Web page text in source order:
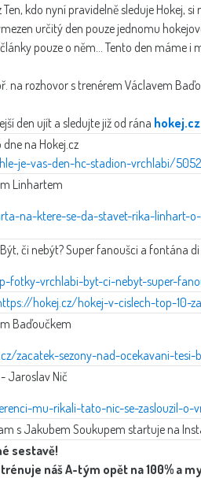
Ten, kdo nyní pravidelně sleduje Hokej,
určitý den pouze jednomu
pouze o něm... Tento den máme i
na rozhovor s trenérem Václavem
den ujít a sledujte již od rána hokej.cz
na Hokej.cz
je-vas-den-hc-stadion-vrchlabi/
Linhartem
na-ktere-se-da-stavet-rika-linhart-
či nebýt? Super fanoušci a fontána
fotky-vrchlabi-byt-ci-nebyt-super-
hokej.cz/hokej-v-cislech-top-10-
Baďoučkem
zacatek-sezony-nad-ocekavani-
Jaroslav Nič
mu-rikali-tato-nic-se-zaslouzil-o-
s Jakubem Soukupem startuje na
sestavě!
náš A-tým opět na 100% a